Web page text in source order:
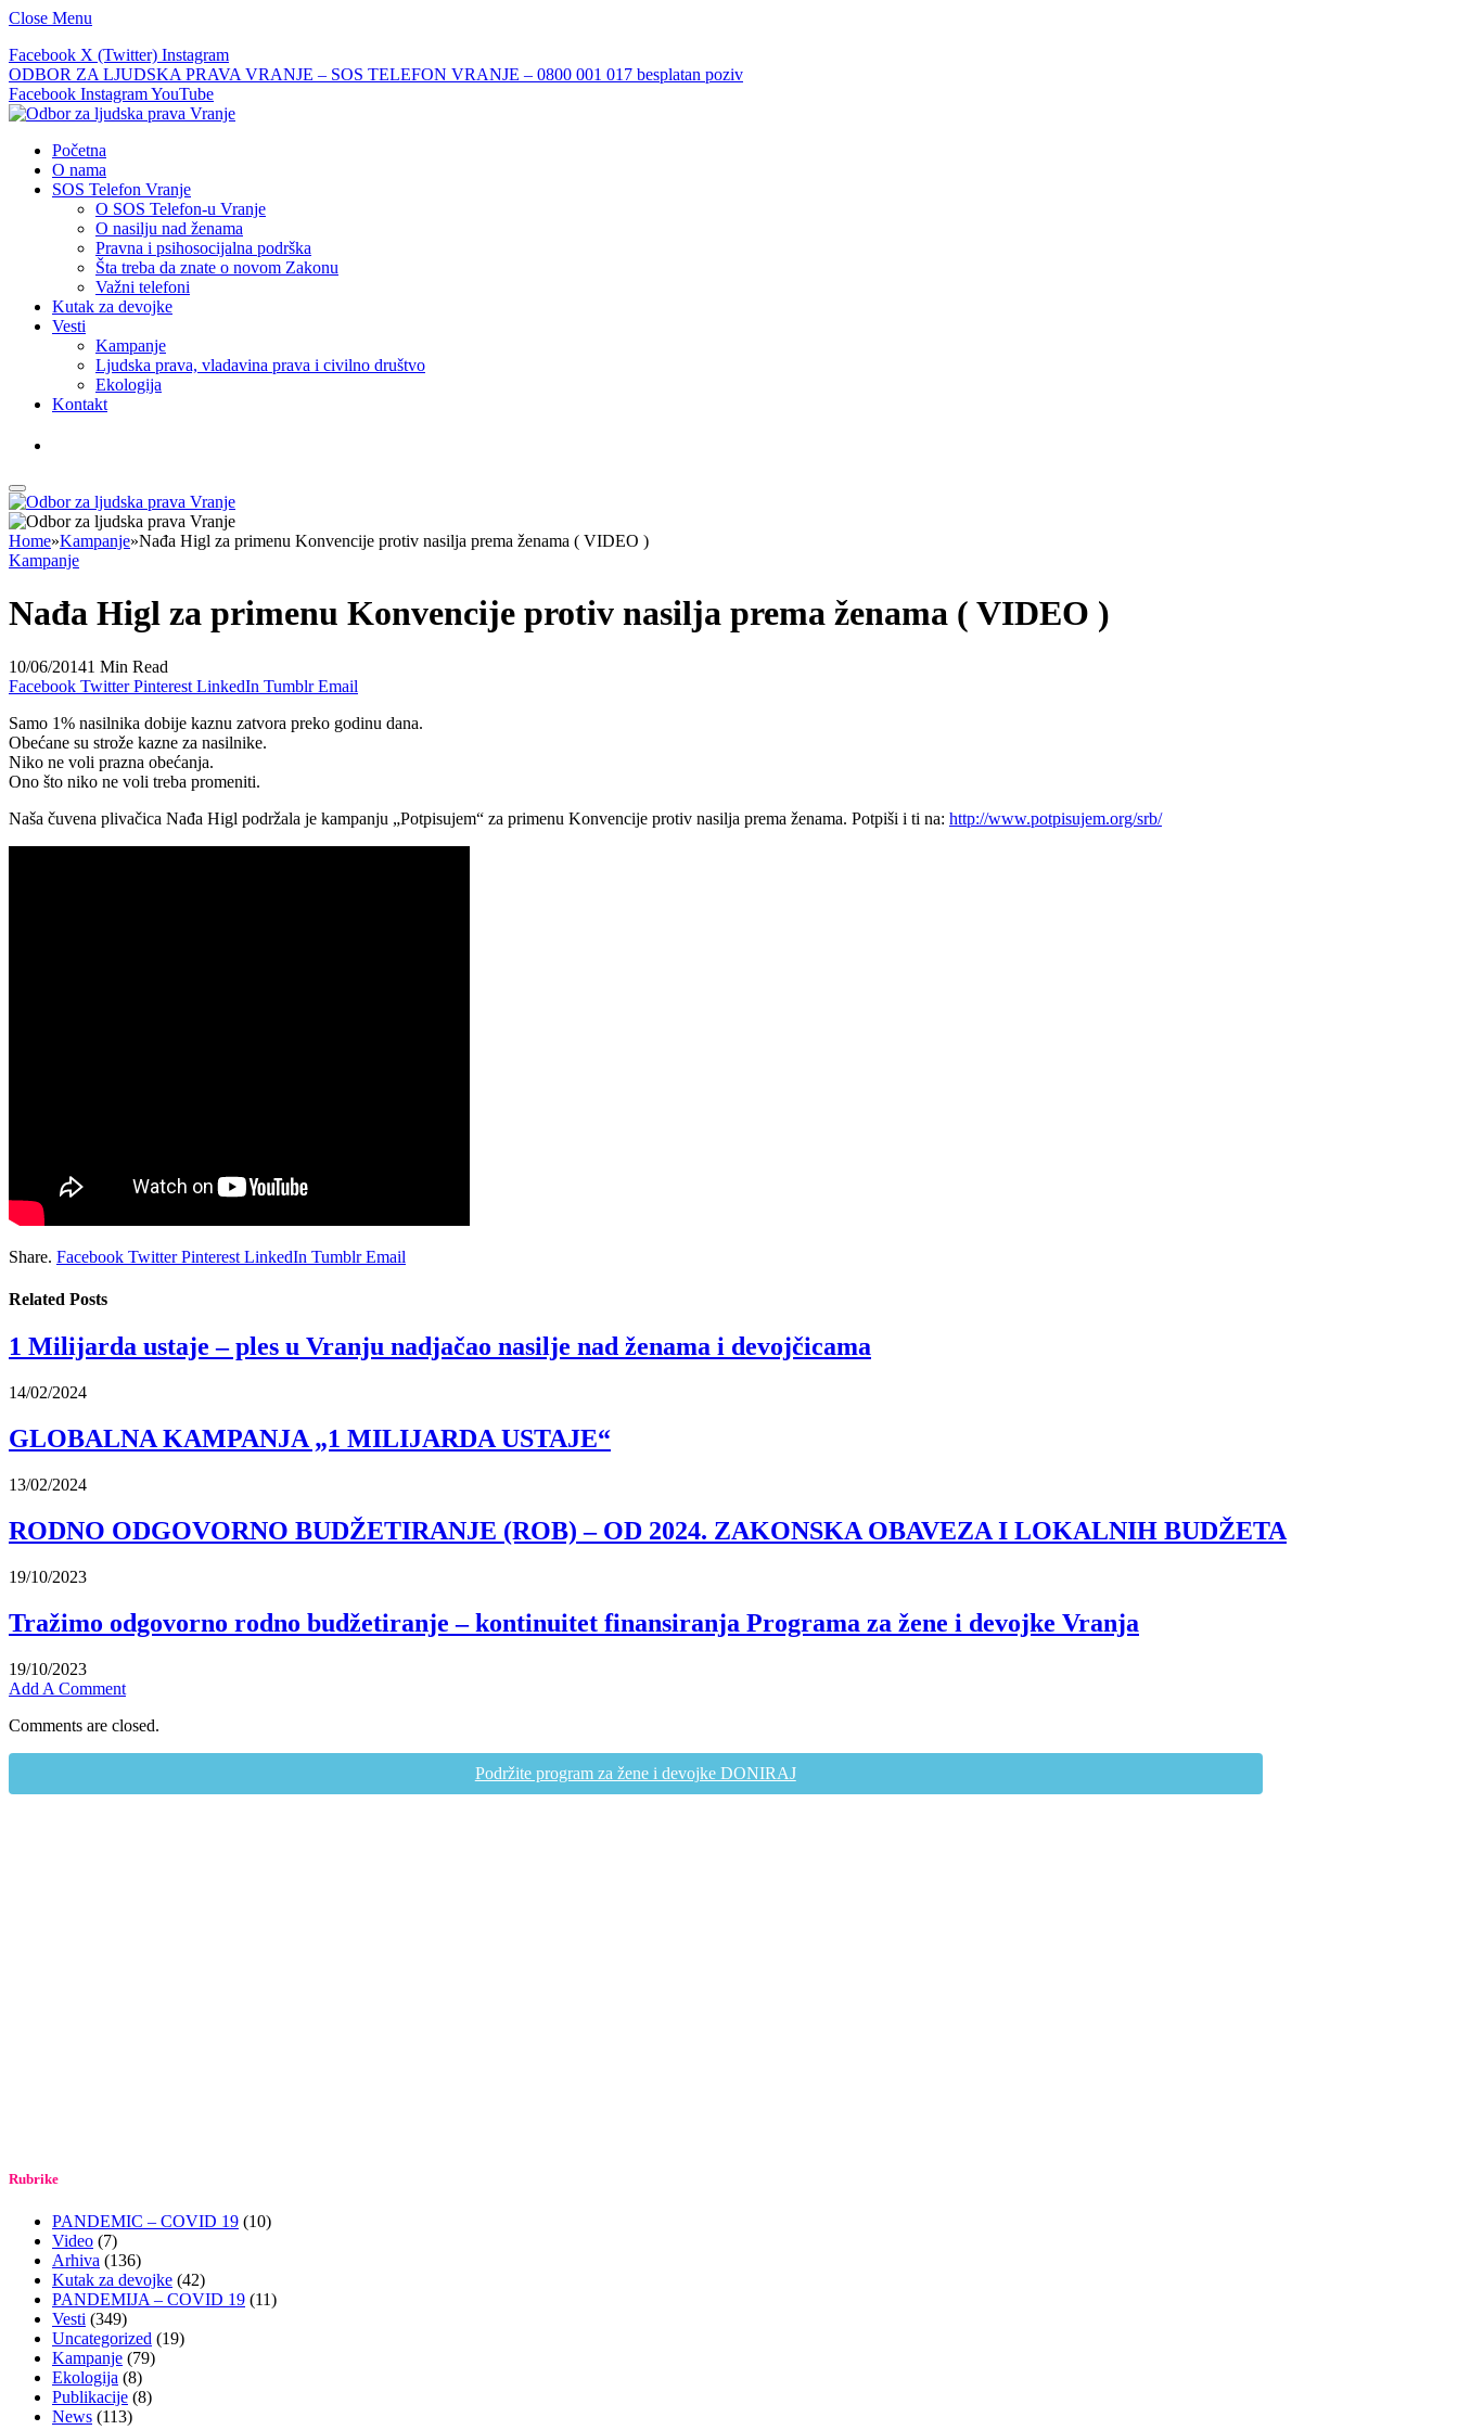
Close Menu
Facebook X (Twitter) Instagram
ODBOR ZA LJUDSKA PRAVA VRANJE – SOS TELEFON VRANJE – 0800 001 017 besplatan poziv
Facebook InstagramYouTube
Početna
O nama
SOS Telefon Vranje
O SOS Telefon-u Vranje
O nasilju nad ženama
Pravna i psihosocijalna podrška
Šta treba da znate o novom Zakonu
Važni telefoni
Kutak za devojke
Vesti
Kampanje
Ljudska prava, vladavina prava i civilno društvo
Ekologija
Kontakt
Home»Kampanje»Nađa Higl za primenu Konvencije protiv nasilja prema ženama ( VIDEO )
Kampanje
Nađa Higl za primenu Konvencije protiv nasilja prema ženama ( VIDEO )
10/06/20141 Min Read
Facebook Twitter Pinterest LinkedIn Tumblr Email
Samo 1% nasilnika dobije kaznu zatvora preko godinu dana.
Obećane su strože kazne za nasilnike.
Niko ne voli prazna obećanja.
Ono što niko ne voli treba promeniti.
Naša čuvena plivačica Nađa Higl podržala je kampanju „Potpisujem“ za primenu Konvencije protiv nasilja prema ženama. Potpiši i ti na: http://www.potpisujem.org/srb/
Share. Facebook Twitter Pinterest LinkedIn Tumblr Email
Related Posts
1 Milijarda ustaje – ples u Vranju nadjačao nasilje nad ženama i devojčicama
14/02/2024
GLOBALNA KAMPANJA „1 MILIJARDA USTAJE“
13/02/2024
RODNO ODGOVORNO BUDŽETIRANJE (ROB) – OD 2024. ZAKONSKA OBAVEZA I LOKALNIH BUDŽETA
19/10/2023
Tražimo odgovorno rodno budžetiranje – kontinuitet finansiranja Programa za žene i devojke Vranja
19/10/2023
Add A Comment
Comments are closed.
Podržite program za žene i devojke DONIRAJ
Rubrike
PANDEMIC – COVID 19 (10)
Video (7)
Arhiva (136)
Kutak za devojke (42)
PANDEMIJA – COVID 19 (11)
Vesti (349)
Uncategorized (19)
Kampanje (79)
Ekologija (8)
Publikacije (8)
News (113)